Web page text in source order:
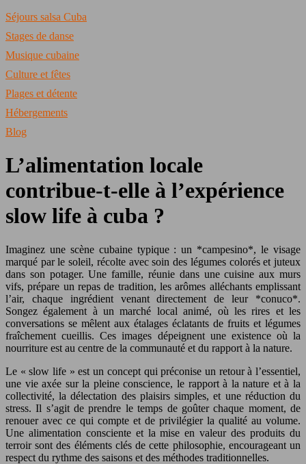
Séjours salsa Cuba
Stages de danse
Musique cubaine
Culture et fêtes
Plages et détente
Hébergements
Blog
L’alimentation locale
contribue-t-elle à l’expérience
slow life à cuba ?
Imaginez une scène cubaine typique : un *campesino*, le visage
marqué par le soleil, récolte avec soin des légumes colorés et juteux
dans son potager. Une famille, réunie dans une cuisine aux murs
vifs, prépare un repas de tradition, les arômes alléchants emplissant
l’air, chaque ingrédient venant directement de leur *conuco*.
Songez également à un marché local animé, où les rires et les
conversations se mêlent aux étalages éclatants de fruits et légumes
fraîchement cueillis. Ces images dépeignent une existence où la
nourriture est au centre de la communauté et du rapport à la nature.
Le « slow life » est un concept qui préconise un retour à l’essentiel,
une vie axée sur la pleine conscience, le rapport à la nature et à la
collectivité, la délectation des plaisirs simples, et une réduction du
stress. Il s’agit de prendre le temps de goûter chaque moment, de
renouer avec ce qui compte et de privilégier la qualité au volume.
Une alimentation consciente et la mise en valeur des produits du
terroir sont des éléments clés de cette philosophie, encourageant un
respect du rythme des saisons et des méthodes traditionnelles.